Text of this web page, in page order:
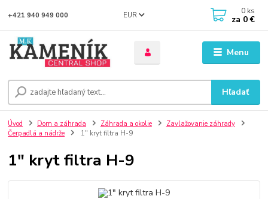
Menu
EUR
Hľadať
+421 940 949 000 0 ks
za 0 €
Úvod Dom a záhrada Záhrada a okolie
Zavlažovanie záhrady
Čerpadlá a nádrže
1" kryt filtra H-9
1" kryt filtra H-9